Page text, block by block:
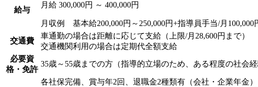
給与
月給 300,000円 ～ 400,000円
月収例 基本給200,000円～250,000円+指導員手当/月100,000
交通費
車通勤の場合は距離に応じて支給（上限/月28,600円まで）
交通機関利用の場合は定期代全額支給
必要資
格・免許
35歳～55歳までの方（指導的立場のため、ある程度の社会経
各社保完備、賞与年2回、退職金2種類有（会社・企業年金